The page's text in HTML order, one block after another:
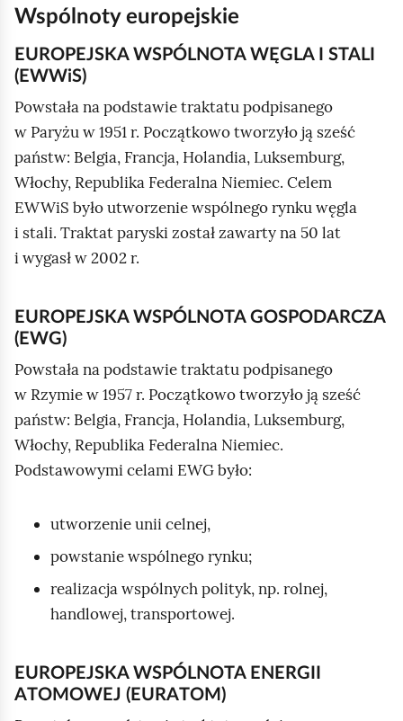
Wspólnoty europejskie
EUROPEJSKA WSPÓLNOTA WĘGLA I STALI
(EWWiS)
Powstała na podstawie traktatu podpisanego
w Paryżu w 1951 r. Początkowo tworzyło ją sześć
państw: Belgia, Francja, Holandia, Luksemburg,
Włochy, Republika Federalna Niemiec. Celem
EWWiS było utworzenie wspólnego rynku węgla
i stali. Traktat paryski został zawarty na 50 lat
i wygasł w 2002 r.
EUROPEJSKA WSPÓLNOTA GOSPODARCZA
(EWG)
Powstała na podstawie traktatu podpisanego
w Rzymie w 1957 r. Początkowo tworzyło ją sześć
państw: Belgia, Francja, Holandia, Luksemburg,
Włochy, Republika Federalna Niemiec.
Podstawowymi celami EWG było:
utworzenie unii celnej,
powstanie wspólnego rynku;
realizacja wspólnych polityk, np. rolnej,
handlowej, transportowej.
EUROPEJSKA WSPÓLNOTA ENERGII
ATOMOWEJ (EURATOM)